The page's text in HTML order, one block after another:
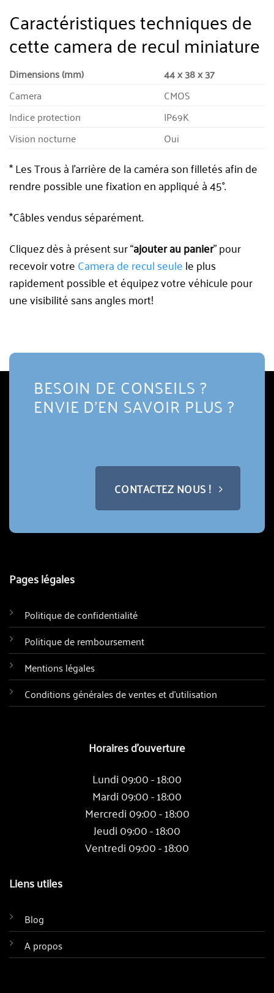
Caractéristiques techniques de
cette camera de recul miniature
Dimensions (mm)
44 x 38 x 37
Camera
CMOS
Indice protection
IP69K
Vision nocturne
Oui
* Les Trous à l’arrière de la caméra son filletés afin de
rendre possible une fixation en appliqué à 45°.
*Câbles vendus séparément.
Cliquez dès à présent sur “ajouter au panier” pour
recevoir votreCamera de recul seulele plus
rapidement possible et équipez votre véhicule pour
une visibilité sans angles mort!
BESOIN DE CONSEILS ?
ENVIE D'EN SAVOIR PLUS ?
CONTACTEZ NOUS !
Pages légales
Politique de confidentialité
Politique de remboursement
Mentions légales
Conditions générales de ventes et d'utilisation
Horaires d'ouverture
Lundi 09:00 - 18:00
Mardi 09:00 - 18:00
Mercredi 09:00 - 18:00
Jeudi 09:00 - 18:00
Ventredi 09:00 - 18:00
Liens utiles
Blog
A propos